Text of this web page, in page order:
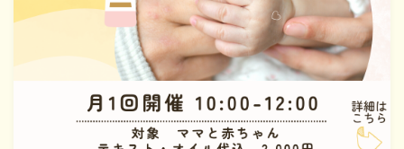
母乳サポート
イトオテルミー療法
産褥入院サポート
お母さんたちの応援団